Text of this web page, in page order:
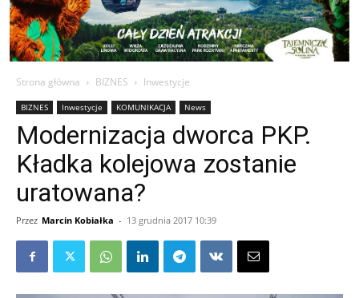
Strona główna BIZNES Inwestycje
BIZNES Inwestycje KOMUNIKACJA News
Modernizacja dworca PKP.
Kładka kolejowa zostanie
uratowana?
Przez Marcin Kobiałka - 13 grudnia 2017 10:39